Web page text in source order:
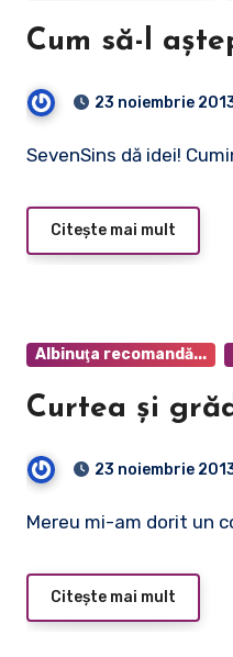
Cum să-l
23 noiembrie
SevenSins dă idei!
Citește mai mult
Albinuţa recomandă...
Curtea şi
23 noiembrie
Mereu mi-am dorit un
Citește mai mult